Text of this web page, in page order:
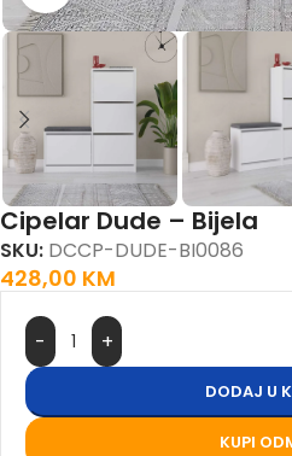
Cipelar Dude – Bijela
SKU: DCCP-DUDE-BI0086
428,00 KM
DODAJ U
KUPI